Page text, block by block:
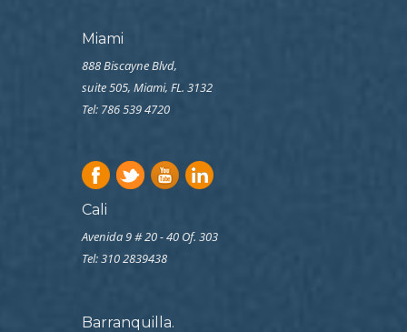
Miami
888 Biscayne Blvd,
suite 505, Miami, FL. 3132
Tel: 786 539 4720
Cali
Avenida 9 # 20 - 40 Of. 303
Tel:310 2839438
Barranquilla.